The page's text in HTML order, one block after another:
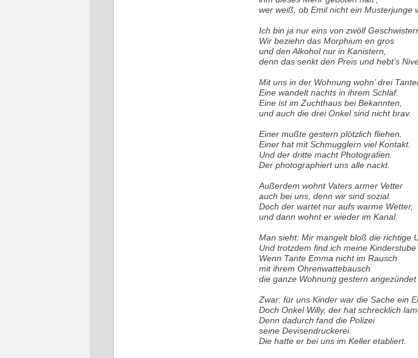
wer weiß, ob Emil nicht ein Musterjunge
Ich bin ja nur eins von zwölf
Wir beziehn das Morphium en gros
und den Alkohol nur in Kanistern,
denn das senkt den Preis und hebt’s
Mit uns in der Wohnung wohn’ drei
Eine wandelt nachts in ihrem Schlaf.
Eine ist im Zuchthaus bei Bekannten,
und auch die drei Onkel sind nicht brav.
Einer mußte gestern plötzlich fliehen.
Einer hat mit Schmugglern viel Kontakt.
Und der dritte macht Photografien.
Der photographiert uns alle nackt.
Außerdem wohnt Vaters armer Vetter
auch bei uns, denn wir sind sozial.
Doch der wartet nur aufs warme Wetter,
und dann wohnt er wieder im Kanal.
Man sieht: Mir mangelt bloß die richtige
Und trotzdem find ich meine Kinderstube
Wenn Tante Emma nicht im Rausch
mit ihrem Ohrenwattebausch
die ganze Wohnung gestern angezündet
Zwar: für uns Kinder war die Sache ein
Doch Onkel Willy, der hat schrecklich
Denn dadurch fand die Polizei
seine Devisendruckerei.
Die hatte er bei uns im Keller etabliert.